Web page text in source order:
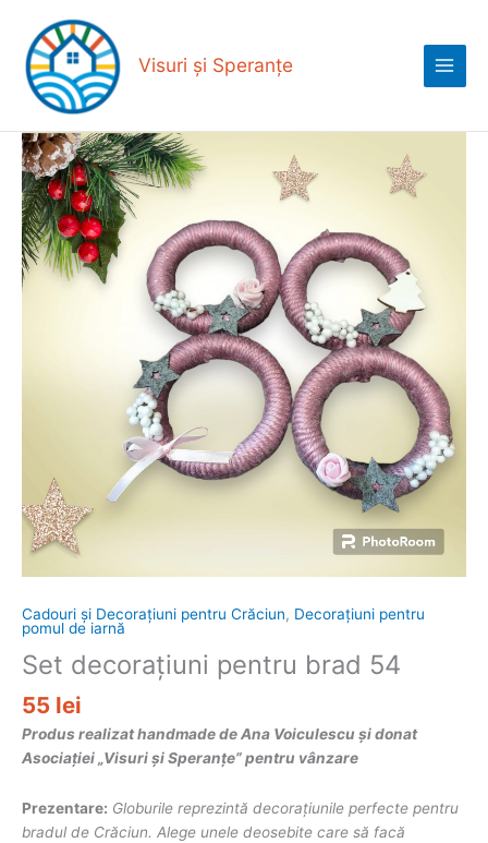
content
Visuri și Speranțe
Menu
Cadouri și Decorațiuni pentru Crăciun, Decorațiuni pentru
pomul de iarnă
Set decorațiuni pentru brad 54
55 lei
Produs realizat handmade de Ana Voiculescu și donat
Asociației „Visuri și Speranțe” pentru vânzare
Prezentare: Globurile reprezintă decorațiunile perfecte pentru
bradul de Crăciun. Alege unele deosebite care să facă